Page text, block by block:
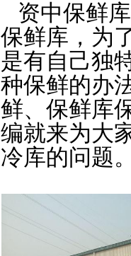
资中保鲜
保鲜库，为
是有自己独
种保鲜的办
鲜、保鲜库
编就来为大
冷库的问题